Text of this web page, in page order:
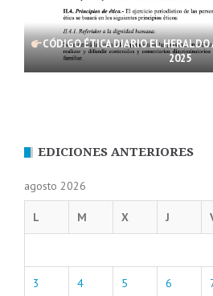
CÓDIGO ÉTICA DIARIO EL
2025
EDICIONES ANTERIORES
agosto 2026
L M X J
3 4 5 6